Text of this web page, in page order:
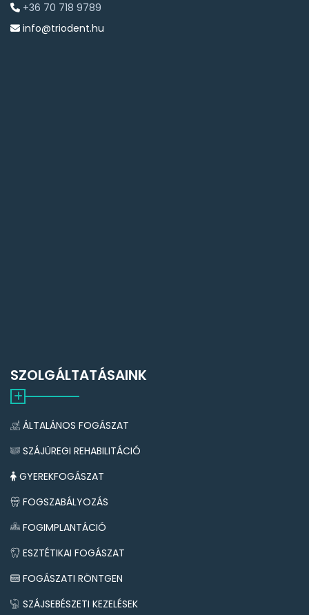
+36 70 718 9789
info@triodent.hu
SZOLGÁLTATÁSAINK
ÁLTALÁNOS FOGÁSZAT
SZÁJÜREGI REHABILITÁCIÓ
GYEREKFOGÁSZAT
FOGSZABÁLYOZÁS
FOGIMPLANTÁCIÓ
ESZTÉTIKAI FOGÁSZAT
FOGÁSZATI RÖNTGEN
SZÁJSEBÉSZETI KEZELÉSEK